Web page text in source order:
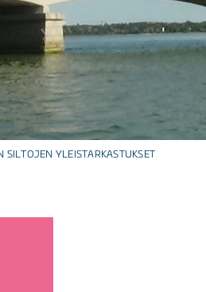
SILTOJEN YLEISTARKASTUKSET